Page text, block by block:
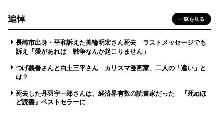
追悼 一覧を見る
長崎市出身・平和訴えた美輪明宏さん死去 ラストメッセージでも
訴え「愛があれば 戦争なんか起こりません」
つげ義春さんと白土三平さん カリスマ漫画家、二人の「違い」と
は？
死去した丹羽宇一郎さんは、経済界有数の読書家だった 『死ぬほ
ど読書』ベストセラーに